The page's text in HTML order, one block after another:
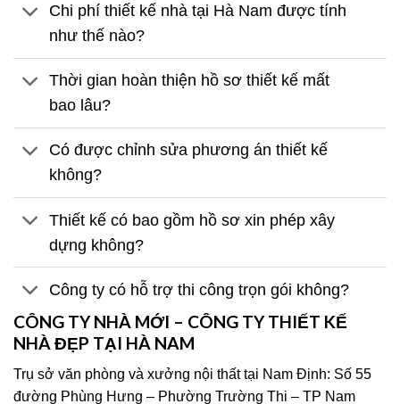
Chi phí thiết kế nhà tại Hà Nam được tính
như thế nào?
Thời gian hoàn thiện hồ sơ thiết kế mất
bao lâu?
Có được chỉnh sửa phương án thiết kế
không?
Thiết kế có bao gồm hồ sơ xin phép xây
dựng không?
Công ty có hỗ trợ thi công trọn gói không?
CÔNG TY NHÀ MỚI – CÔNG TY THIẾT KẾ
NHÀ ĐẸP TẠI HÀ NAM
Trụ sở văn phòng và xưởng nội thất tại Nam Định: Số 55
đường Phùng Hưng – Phường Trường Thi – TP Nam